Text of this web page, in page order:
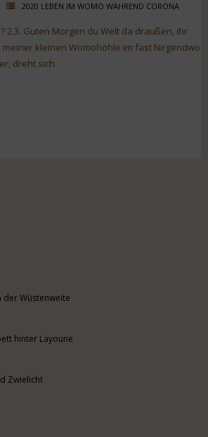
2020 LEBEN IM WOMO WÄHREND CORONA
2.3. Guten Morgen du Welt da draußen, ihr
kleinen Womohöhle im fast Nirgendwo
dreht sich
der Wüstenweite
hinter Layoune
Zwielicht